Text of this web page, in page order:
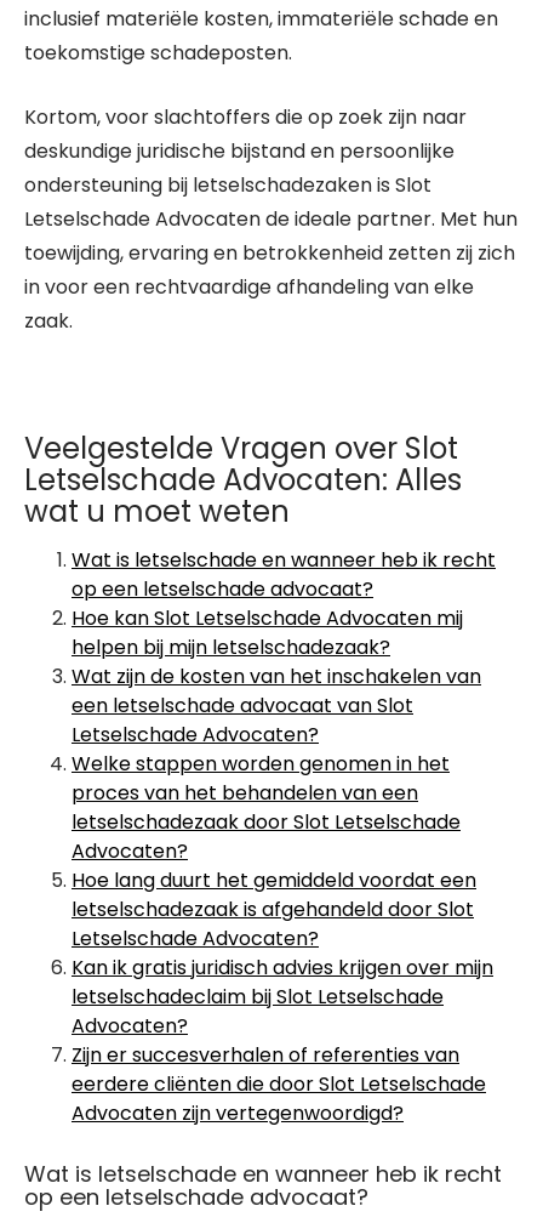
inclusief materiële kosten, immateriële schade en
toekomstige schadeposten.
Kortom, voor slachtoffers die op zoek zijn naar
deskundige juridische bijstand en persoonlijke
ondersteuning bij letselschadezaken is Slot
Letselschade Advocaten de ideale partner. Met hun
toewijding, ervaring en betrokkenheid zetten zij zich
in voor een rechtvaardige afhandeling van elke
zaak.
Veelgestelde Vragen over Slot
Letselschade Advocaten: Alles
wat u moet weten
Wat is letselschade en wanneer heb ik recht
op een letselschade advocaat?
Hoe kan Slot Letselschade Advocaten mij
helpen bij mijn letselschadezaak?
Wat zijn de kosten van het inschakelen van
een letselschade advocaat van Slot
Letselschade Advocaten?
Welke stappen worden genomen in het
proces van het behandelen van een
letselschadezaak door Slot Letselschade
Advocaten?
Hoe lang duurt het gemiddeld voordat een
letselschadezaak is afgehandeld door Slot
Letselschade Advocaten?
Kan ik gratis juridisch advies krijgen over mijn
letselschadeclaim bij Slot Letselschade
Advocaten?
Zijn er succesverhalen of referenties van
eerdere cliënten die door Slot Letselschade
Advocaten zijn vertegenwoordigd?
Wat is letselschade en wanneer heb ik recht
op een letselschade advocaat?